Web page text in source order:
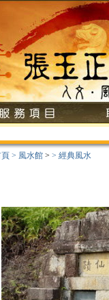
> 風水館 > > 經典風水